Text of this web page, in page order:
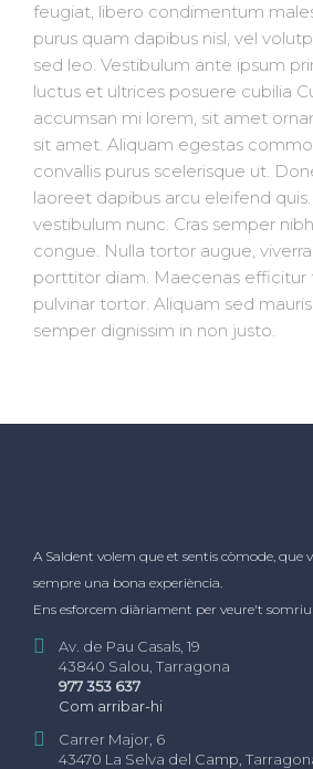
feugiat, libero condimentum
purus quam dapibus nisl, vel
sed leo. Vestibulum ante ipsum
luctus et ultrices posuere cubilia
accumsan mi lorem, sit amet
sit amet. Aliquam egestas
convallis purus scelerisque ut.
laoreet dapibus arcu eleifend
vestibulum nunc. Cras semper
congue. Nulla tortor augue,
porttitor diam. Maecenas efficitur
pulvinar tortor. Aliquam sed
semper dignissim in non justo.
A Saldent volem que et sentis còmode, que
sempre una bona experiència.
Ens esforcem diàriament per veure't
Av. de Pau Casals, 19
43840 Salou, Tarragona
977 353 637
Com arribar-hi
Carrer Major, 6
43470 La Selva del Camp,